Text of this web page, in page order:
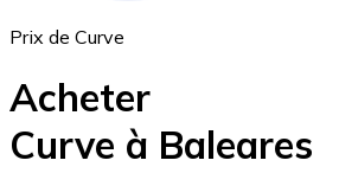
Prix de Curve
Acheter
Curve à Baleares